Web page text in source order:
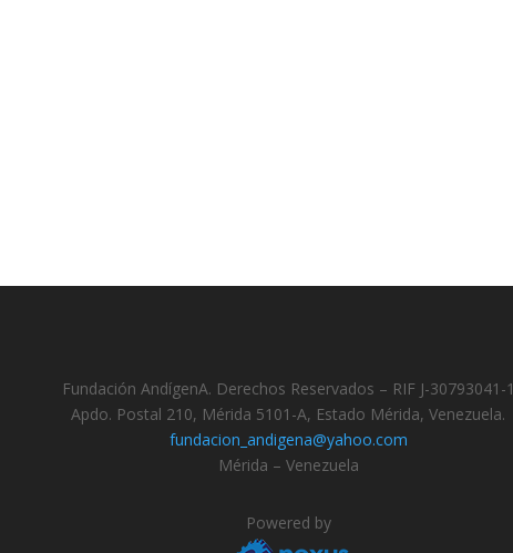
Fundación AndígenA. Derechos Reservados – RIF J-30793041-1
Apdo. Postal 210, Mérida 5101-A, Estado Mérida, Venezuela.
fundacion_andigena@yahoo.com
Mérida – Venezuela
Powered by